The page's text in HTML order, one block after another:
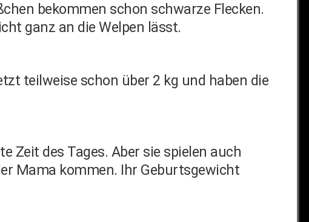
bekommen schon schwarze Flecken.
ganz an die Welpen lässt.
teilweise schon über 2 kg und haben die
Zeit des Tages. Aber sie spielen auch
Mama kommen. Ihr Geburtsgewicht